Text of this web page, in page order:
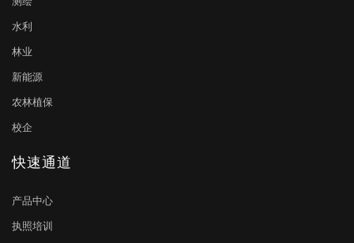
水利
林业
新能源
农林植保
校企
快速通道
产品中心
执照培训